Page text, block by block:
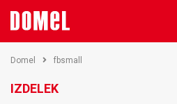
Domel fbsmall
IZDELEK